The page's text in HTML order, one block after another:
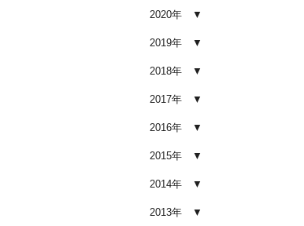
つの原因
自分でできる？プロに頼むべき境
2026.01.05
【2026年版】車内の臭いが取れな
ビ別の正しい対処法
2026.01.04
どこまでやるべき？目的別おすす
2020年
2019年
2018年
2017年
2016年
2015年
2014年
2013年